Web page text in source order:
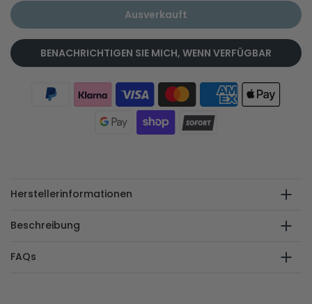
Ausverkauft
BENACHRICHTIGEN SIE MICH, WENN VERFÜGBAR
Herstellerinformationen
Beschreibung
FAQs